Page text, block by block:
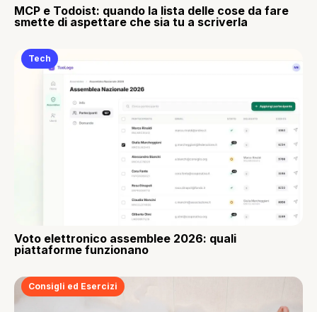
MCP e Todoist: quando la lista delle cose da fare
smette di aspettare che sia tu a scriverla
Tech
Voto elettronico assemblee 2026: quali
piattaforme funzionano
Consigli ed Esercizi